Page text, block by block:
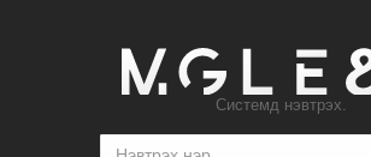
Системд нэвтрэх.